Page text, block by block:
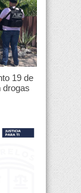
19 de
drogas